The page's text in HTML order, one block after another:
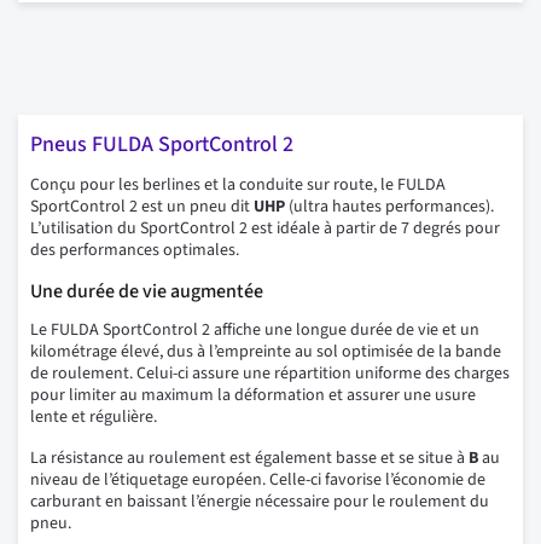
Pneus FULDA SportControl 2
Conçu pour les berlines et la conduite sur route, le FULDA
SportControl 2 est un pneu dit UHP (ultra hautes performances).
L’utilisation du SportControl 2 est idéale à partir de 7 degrés pour
des performances optimales.
Une durée de vie augmentée
Le FULDA SportControl 2 affiche une longue durée de vie et un
kilométrage élevé, dus à l’empreinte au sol optimisée de la bande
de roulement. Celui-ci assure une répartition uniforme des charges
pour limiter au maximum la déformation et assurer une usure
lente et régulière.
La résistance au roulement est également basse et se situe à Bau
niveau de l’étiquetage européen. Celle-ci favorise l’économie de
carburant en baissant l’énergie nécessaire pour le roulement du
pneu.